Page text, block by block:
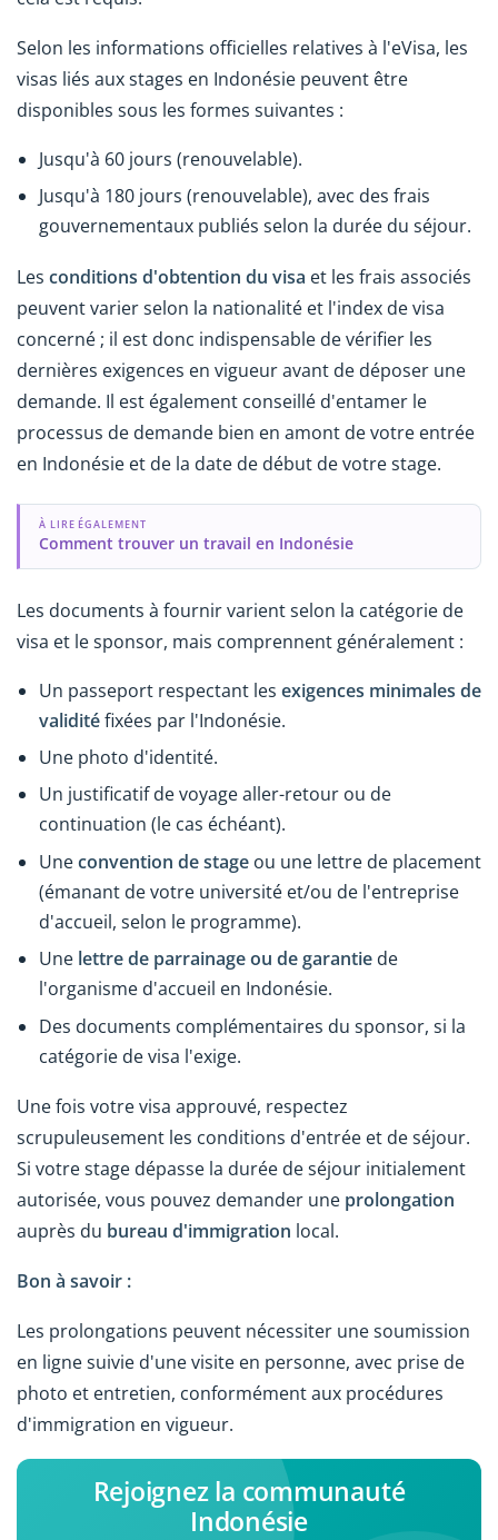
Selon les informations officielles relatives à l'eVisa, les
visas liés aux stages en Indonésie peuvent être
disponibles sous les formes suivantes :
Jusqu'à 60 jours (renouvelable).
Jusqu'à 180 jours (renouvelable), avec des frais
gouvernementaux publiés selon la durée du séjour.
Les conditions d'obtention du visa et les frais associés
peuvent varier selon la nationalité et l'index de visa
concerné ; il est donc indispensable de vérifier les
dernières exigences en vigueur avant de déposer une
demande. Il est également conseillé d'entamer le
processus de demande bien en amont de votre entrée
en Indonésie et de la date de début de votre stage.
À LIRE ÉGALEMENT
Comment trouver un travail en Indonésie
Les documents à fournir varient selon la catégorie de
visa et le sponsor, mais comprennent généralement :
Un passeport respectant les exigences minimales de
validitéfixées par l'Indonésie.
Une photo d'identité.
Un justificatif de voyage aller-retour ou de
continuation (le cas échéant).
Uneconvention de stage ou une lettre de placement
(émanant de votre université et/ou de l'entreprise
d'accueil, selon le programme).
Une lettre de parrainage ou de garantie de
l'organisme d'accueil en Indonésie.
Des documents complémentaires du sponsor, si la
catégorie de visa l'exige.
Une fois votre visa approuvé, respectez
scrupuleusement les conditions d'entrée et de séjour.
Si votre stage dépasse la durée de séjour initialement
autorisée, vous pouvez demander une prolongation
auprès du bureau d'immigration local.
Bon à savoir :
Les prolongations peuvent nécessiter une soumission
en ligne suivie d'une visite en personne, avec prise de
photo et entretien, conformément aux procédures
d'immigration en vigueur.
Rejoignez la communauté
Indonésie